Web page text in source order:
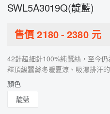
SWL5A3019Q(靛藍)
售價2180- 2380元
42針超細針100%純蠶絲，至今
釋頂級蠶絲冬暖夏涼、吸濕排汗
顏色
靛藍